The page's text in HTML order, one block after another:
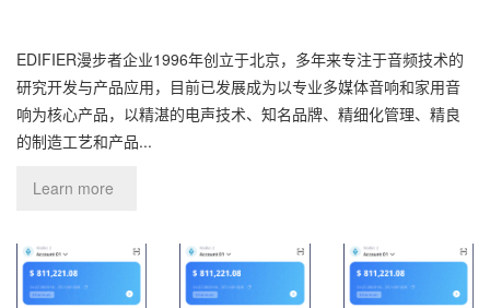
EDIFIER漫步者企业1996年创立于北京，多年来专注于音频技术的
研究开发与产品应用，目前已发展成为以专业多媒体音响和家用音
响为核心产品，以精湛的电声技术、知名品牌、精细化管理、精良
的制造工艺和产品...
Learn more